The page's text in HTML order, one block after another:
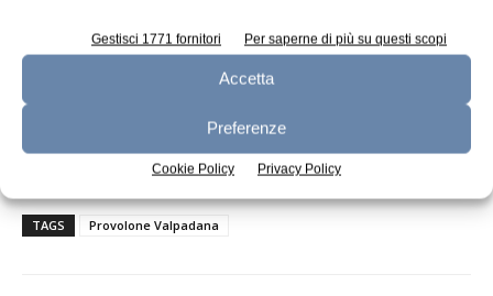
Gestisci 1771 fornitori Per saperne di più su questi scopi
Accetta
Preferenze
Cookie Policy Privacy Policy
alimentari e forestali, quale organismo
abilitato a svolgere le funzioni che a esso
vengono assegnate per la tutela, la
valorizzazione, la vigilanza e la promozione del
Provolone Valpadana.
TAGS Provolone Valpadana